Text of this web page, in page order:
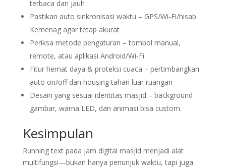
terbaca dari jauh
Pastikan auto sinkronisasi waktu – GPS/Wi‑Fi/hisab
Kemenag agar tetap akurat
Periksa metode pengaturan – tombol manual,
remote, atau aplikasi Android/Wi‑Fi
Fitur hemat daya & proteksi cuaca – pertimbangkan
auto on/off dan housing tahan luar ruangan
Desain yang sesuai identitas masjid – background
gambar, warna LED, dan animasi bisa custom.
Kesimpulan
Running text pada jam digital masjid menjadi alat
multifungsi—bukan hanya penunjuk waktu, tapi juga